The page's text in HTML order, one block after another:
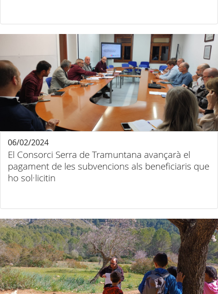
El Consorci Serra de Tramuntana avançarà el
pagament de les subvencions als beneficiaris que
ho sol·licitin
06/02/2024